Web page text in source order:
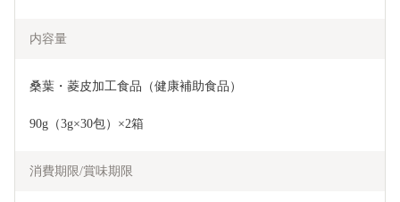
内容量
桑葉・菱皮加工食品（健康補助食品）
90g（3g×30包）×2箱
消費期限/賞味期限